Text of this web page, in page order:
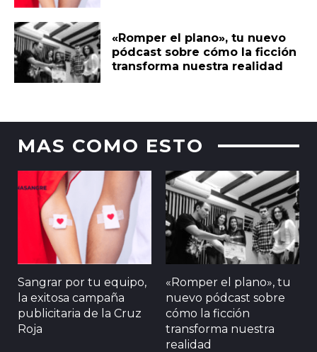
«Romper el plano», tu nuevo
pódcast sobre cómo la ficción
transforma nuestra realidad
MAS COMO ESTO
Sangrar por tu equipo,
la exitosa campaña
publicitaria de la Cruz
Roja
«Romper el plano», tu
nuevo pódcast sobre
cómo la ficción
transforma nuestra
realidad